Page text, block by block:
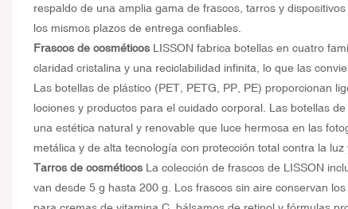
respaldo de una amplia gama de frascos, tarros y
los mismos plazos de entrega confiables.
Frascos de cosméticosLISSON fabrica botellas en cuatro
claridad cristalina y una reciclabilidad infinita, lo que las
Las botellas de plástico (PET, PETG, PP, PE) proporcionan
lociones y productos para el cuidado corporal. Las botellas
una estética natural y renovable que luce hermosa en las
metálica y de alta tecnología con protección total contra la
Tarros de cosméticosLa colección de frascos de LISSON
van desde 5 g hasta 200 g. Los frascos sin aire conservan